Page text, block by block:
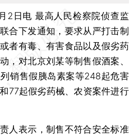
日电 最高人民检察院侦查监
合下发通知，要求从严打击制
者有毒、有害食品以及假劣药
，对北京刘某等制售假酒案、
销售假胰岛素案等248起危害
77起假劣药械、农资案件进行
表示，制售不符合安全标准